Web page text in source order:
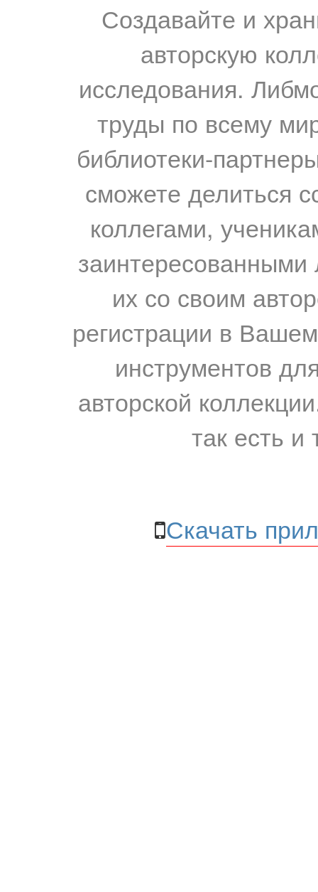
Создавайте и
авторскую
исследования.
труды по всему
библиотеки-
сможете делиться
коллегами,
их со своим
регистрации в
инструментов
авторской
так есть и
Скачать